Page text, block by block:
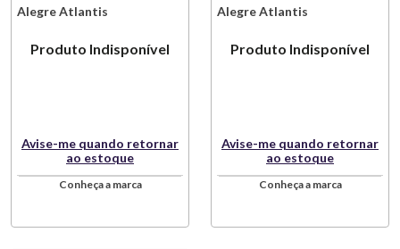
Alegre Atlantis
Produto Indisponível
Avise-me quando retornar
ao estoque
Conheça a marca
Alegre Atlantis
Produto Indisponível
Avise-me quando retornar
ao estoque
Conheça a marca